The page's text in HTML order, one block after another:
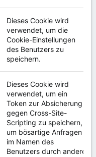
Dieses Cookie wird
verwendet, um die
Cookie-Einstellungen
des Benutzers zu
speichern.
Dieses Cookie wird
verwendet, um ein
Token zur Absicherung
gegen Cross-Site-
Scripting zu speichern,
um bösartige Anfragen
im Namen des
Benutzers durch andere